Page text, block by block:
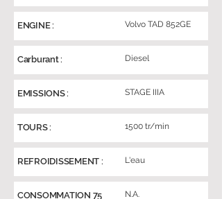
ENGINE : Volvo TAD 852GE
Carburant : Diesel
EMISSIONS : STAGE IIIA
TOURS : 1500 tr/min
REFROIDISSEMENT : L'eau
CONSOMMATION 75 N.A.